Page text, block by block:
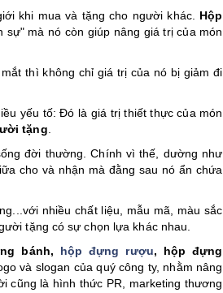
khi mua và tặng cho người khác. Hộp
mà nó còn giúp nâng giá trị của món
thì không chỉ giá trị của nó bị giảm đi
yếu tố: Đó là giá trị thiết thực của món
tặng
đời thường. Chính vì thế, dường như
cho và nhận mà đằng sau nó ẩn chứa
nhiều chất liệu, mẫu mã, màu sắc
tặng có sự chọn lựa khác nhau.
bánh, hộp đựng rượu, hộp đựng
và slogan của quý công ty, nhằm nâng
cũng là hình thức PR, marketing thương